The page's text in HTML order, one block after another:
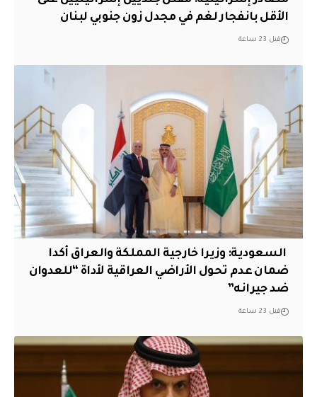
الأقل بانفجار لغم في مجدل زون جنوبي لبنان
قبل 23 ساعة
‏ السعودية: وزيرا خارجية المملكة والعراق أكدا
ضمان عدم تحول الأراضي العراقية لأداة “للعدوان
ضد جيرانه”
قبل 23 ساعة